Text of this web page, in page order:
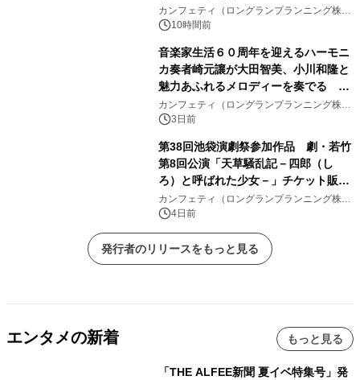
カンフェティ（ロングランプランニング株式
会社）
10時間前
音楽家生活６０周年を迎えるハーモニ
カ奏者崎元讓が大田智美、小川和隆と
魅力あふれるメロディーを奏でる
『ファンタスティック・トリオⅢ』チ
ケット8月24日(月)～発売開始！
カンフェティ（ロングランプランニング株式
会社）
3日前
第38回池袋演劇祭参加作品 劇・若竹
第8回公演「天草騒乱記－四郎（し
ろ）と呼ばれた少女－」チケット販売
開始
カンフェティ（ロングランプランニング株式
会社）
4日前
発行者のリリースをもっと見る
エンタメの新着 もっと見る
「THE ALFEE新聞 夏イベ特集号」発